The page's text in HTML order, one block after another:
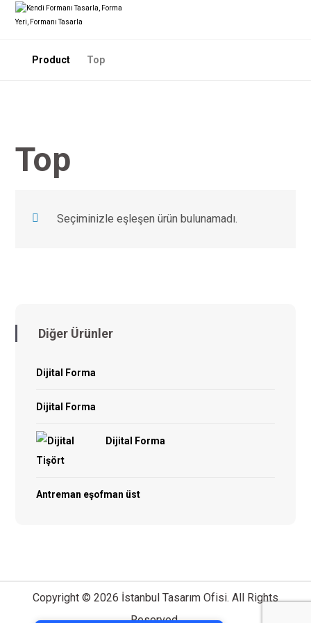
Tek Tıkla Ödeme Kolaylığı
7/24 Canlı Destek
Product Top
Top
Seçiminizle eşleşen ürün bulunamadı.
Diğer Ürünler
Dijital Forma
Dijital Forma
Dijital Forma
Antreman eşofman üst
Copyright © 2026 İstanbul Tasarım Ofisi. All Rights
Reserved.